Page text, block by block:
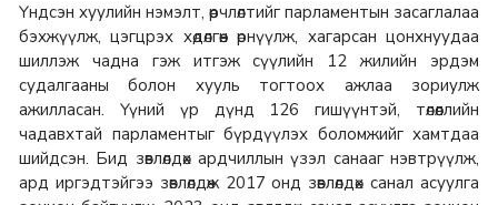
Үндсэн хуулийн нэмэлт, өөрчлөлтийг парламентын засаглалаа
бэхжүүлж, цэгцрэх хөдөлгөөн өрнүүлж, хагарсан цонхнуудаа
шиллэж чадна гэж итгэж сүүлийн 12 жилийн эрдэм
судалгааны болон хууль тогтоох ажлаа зориулж
ажилласан. Үүний үр дүнд 126 гишүүнтэй, төлөөллийн
чадавхтай парламентыг бүрдүүлэх боломжийг хамтдаа
шийдсэн. Бид зөвлөлдөх ардчиллын үзэл санааг нэвтрүүлж,
ард иргэдтэйгээ зөвлөлдөж 2017 онд зөвлөлдөх санал асуулга